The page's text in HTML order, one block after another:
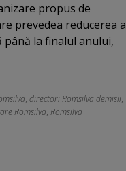
propus de
prevedea reducerea a
până la finalul anului,
, directori Romsilva demisii,
Romsilva, Romsilva